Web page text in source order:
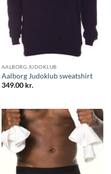
AALBORG JUDOKLUB
Aalborg Judoklub sweatshirt
349.00kr.